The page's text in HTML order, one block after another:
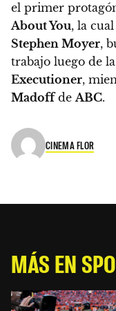
el primer
About You, la
Stephen Moyer,
trabajo luego de
Executioner,
MadoffdeABC.
CINEMA FLOR
MÁS EN